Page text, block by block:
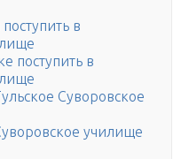
в
поступить в
Суворовское
училище